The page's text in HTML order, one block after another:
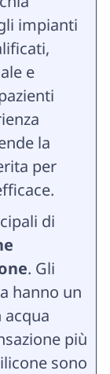
impianti
e
la
per
di
. Gli
hanno un
più
sono